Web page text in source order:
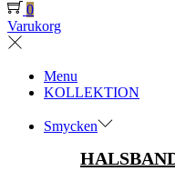
0
Varukorg
Menu
KOLLEKTION
Smycken